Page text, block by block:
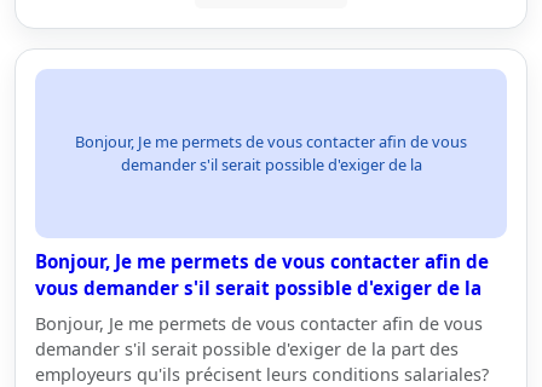
Bonjour, Je me permets de vous contacter afin de vous
demander s'il serait possible d'exiger de la
Bonjour, Je me permets de vous contacter afin de
vous demander s'il serait possible d'exiger de la
Bonjour, Je me permets de vous contacter afin de vous
demander s'il serait possible d'exiger de la part des
employeurs qu'ils précisent leurs conditions salariales?